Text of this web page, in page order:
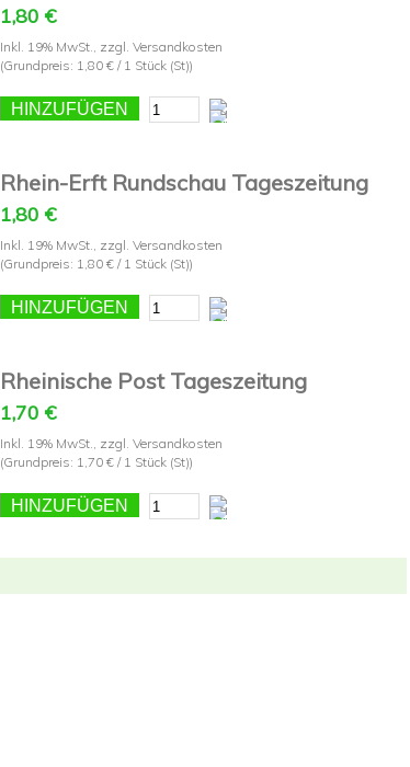
1,80 €
Inkl. 19% MwSt., zzgl. Versandkosten
(Grundpreis: 1,80 €/ 1 Stück (St))
HINZUFÜGEN
Rhein-Erft Rundschau Tageszeitung
1,80 €
Inkl. 19% MwSt., zzgl. Versandkosten
(Grundpreis: 1,80 €/ 1 Stück (St))
HINZUFÜGEN
Rheinische Post Tageszeitung
1,70 €
Inkl. 19% MwSt., zzgl. Versandkosten
(Grundpreis: 1,70 €/ 1 Stück (St))
HINZUFÜGEN